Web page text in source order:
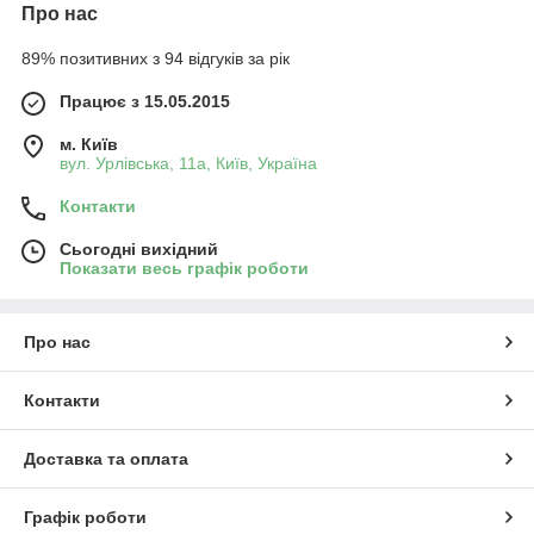
Про нас
89% позитивних з 94 відгуків за рік
Працює з 15.05.2015
м. Київ
вул. Урлівська, 11а, Київ, Україна
Контакти
Сьогодні вихідний
Показати весь графік роботи
Про нас
Контакти
Доставка та оплата
Графік роботи